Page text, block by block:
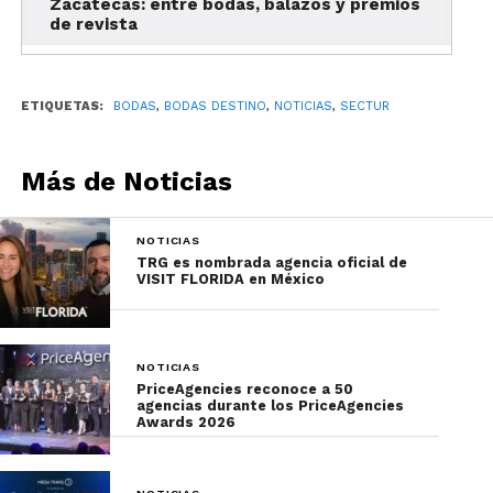
Al respecto, el Secretario agregó que las bodas son
“capaces de satisfacer las necesidades y gustos de
cada pareja”, especialmente de las parejas de las
nuevas generaciones que se encuentran en busca
de celebraciones con experiencias inolvidables,
como son aquellas que siguen las tradiciones
ancestrales.
Cabe destacar que los Catálogos de Bodas
Zacatecas: entre bodas, balazos y premios
de revista
ETIQUETAS: BODAS, BODAS DESTINO, NOTICIAS, SECTUR
Más de Noticias
NOTICIAS
TRG es nombrada agencia oficial de
VISIT FLORIDA en México
NOTICIAS
PriceAgencies reconoce a 50
agencias durante los PriceAgencies
Awards 2026